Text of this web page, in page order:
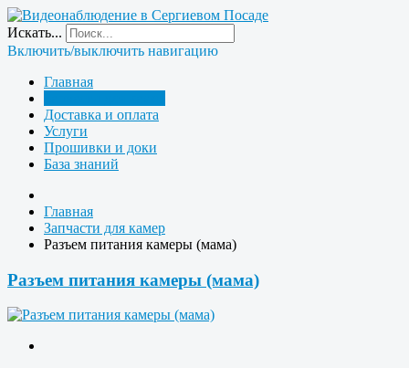
Искать...
Включить/выключить навигацию
Главная
Доставка и оплата
Услуги
Прошивки и доки
База знаний
Главная
Запчасти для камер
Разъем питания камеры (мама)
Разъем питания камеры (мама)